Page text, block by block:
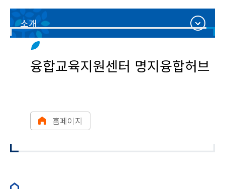
소개
융합교육지원센터 명지융합허브
홈페이지